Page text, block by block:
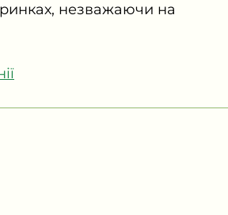
ринках, незважаючи на